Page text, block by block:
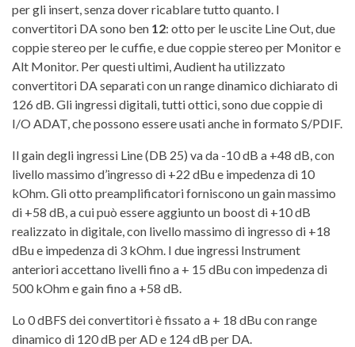
per gli insert, senza dover ricablare tutto quanto. I
convertitori DA sono ben 12: otto per le uscite Line Out, due
coppie stereo per le cuffie, e due coppie stereo per Monitor e
Alt Monitor. Per questi ultimi, Audient ha utilizzato
convertitori DA separati con un range dinamico dichiarato di
126 dB. Gli ingressi digitali, tutti ottici, sono due coppie di
I/O ADAT, che possono essere usati anche in formato S/PDIF.
Il gain degli ingressi Line (DB 25) va da -10 dB a +48 dB, con
livello massimo d’ingresso di +22 dBu e impedenza di 10
kOhm. Gli otto preamplificatori forniscono un gain massimo
di +58 dB, a cui può essere aggiunto un boost di +10 dB
realizzato in digitale, con livello massimo di ingresso di +18
dBu e impedenza di 3 kOhm. I due ingressi Instrument
anteriori accettano livelli fino a + 15 dBu con impedenza di
500 kOhm e gain fino a +58 dB.
Lo 0 dBFS dei convertitori è fissato a + 18 dBu con range
dinamico di 120 dB per AD e 124 dB per DA.